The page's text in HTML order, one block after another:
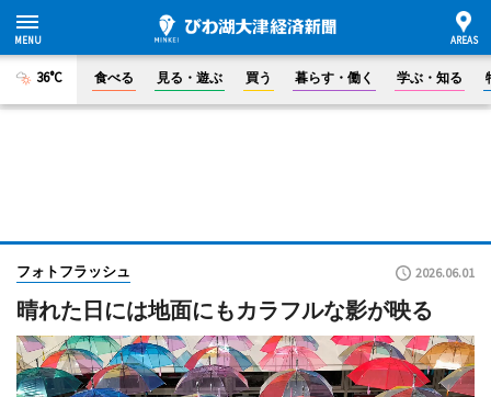
36°C 食べる 見る・遊ぶ 買う 暮らす・働く 学ぶ・知る
フォトフラッシュ 2026.06.01
晴れた日には地面にもカラフルな影が映る